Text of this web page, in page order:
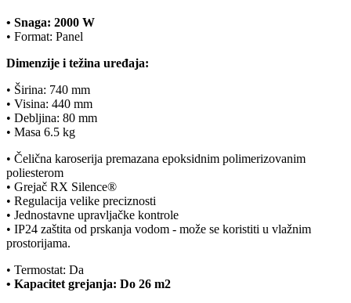
• Snaga: 2000 W
• Format: Panel
Dimenzije i težina uređaja:
• Širina: 740 mm
• Visina: 440 mm
• Debljina: 80 mm
• Masa 6.5 kg
• Čelična karoserija premazana epoksidnim polimerizovanim
poliesterom
• Grejač RX Silence®
• Regulacija velike preciznosti
• Jednostavne upravljačke kontrole
• IP24 zaštita od prskanja vodom - može se koristiti u vlažnim
prostorijama.
• Termostat: Da
• Kapacitet grejanja: Do 26 m2